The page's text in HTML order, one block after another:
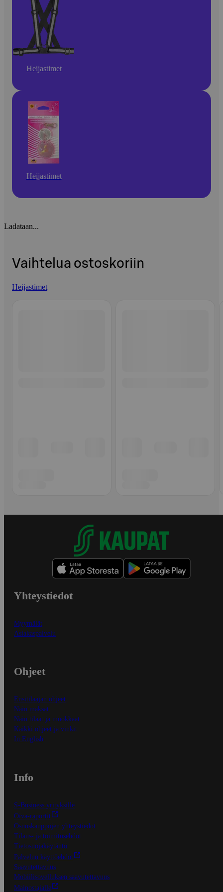
Heijastimet
Heijastimet
Ladataan...
Vaihtelua ostoskoriin
Heijastimet
Yhteystiedot
Myymälät
Asiakaspalvelu
Ohjeet
Ensitilaajan ohjeet
Näin maksat
Näin tilaat ja muokkaat
Kaikki ohjeet ja vinkit
In English
Info
S-Business yrityksille
Oiva-raportit
Osuuskauppojen yhteystiedot
Tilaus- ja toimitusehdot
Tietosuojakäytäntö
Palvelun käyttöehdot
Saavutettavuus
Mobiilisovelluksen saavutettavuus
Mainostajalle